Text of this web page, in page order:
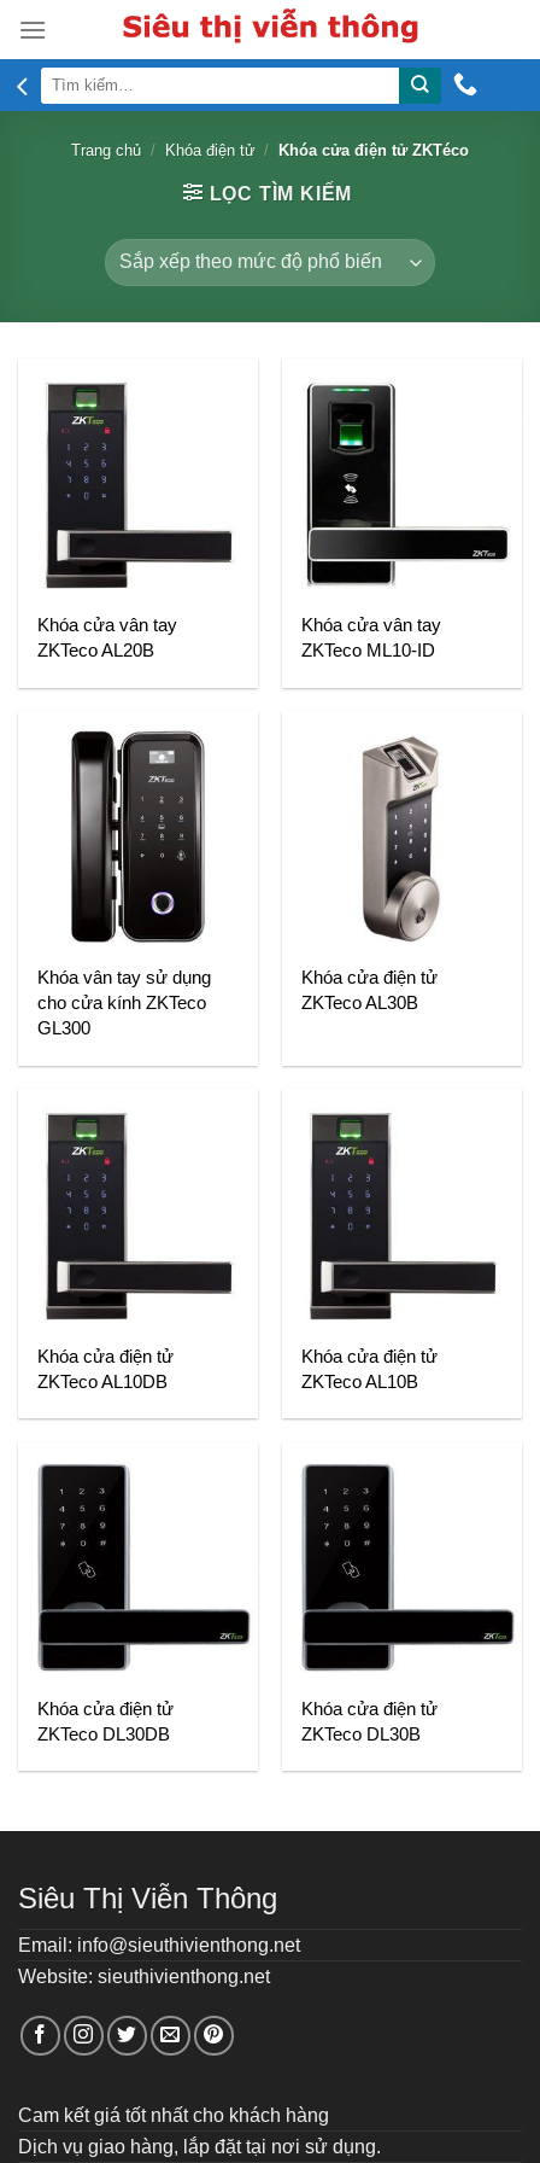
content
Tìm
kiếm:
Trang chủ / Khóa điện tử / Khóa cửa điện tử ZKTéco
LỌC TÌM KIẾM
Khóa cửa vân tay
ZKTeco AL20B
Khóa cửa vân tay
ZKTeco ML10-ID
Khóa vân tay sử dụng
cho cửa kính ZKTeco
GL300
Khóa cửa điện tử
ZKTeco AL30B
Khóa cửa điện tử
ZKTeco AL10DB
Khóa cửa điện tử
ZKTeco AL10B
Khóa cửa điện tử
ZKTeco DL30DB
Khóa cửa điện tử
ZKTeco DL30B
Siêu Thị Viễn Thông
Email: info@sieuthivienthong.net
Website: sieuthivienthong.net
Cam kết giá tốt nhất cho khách hàng
Dịch vụ giao hàng, lắp đặt tại nơi sử dụng.